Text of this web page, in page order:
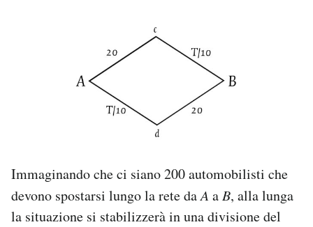
Immaginando che ci siano 200 automobilisti che
devono spostarsi lungo la rete daA a B, alla lunga
la situazione si stabilizzerà in una divisione del